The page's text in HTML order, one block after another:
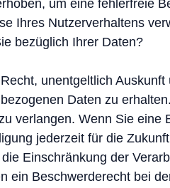
um eine fehlerfreie
Ihres Nutzerverhaltens
bezüglich Ihrer Daten?
unentgeltlich
Daten zu
verlangen. Wenn Sie
jederzeit für die
Einschränkung der
ein Beschwerderecht bei